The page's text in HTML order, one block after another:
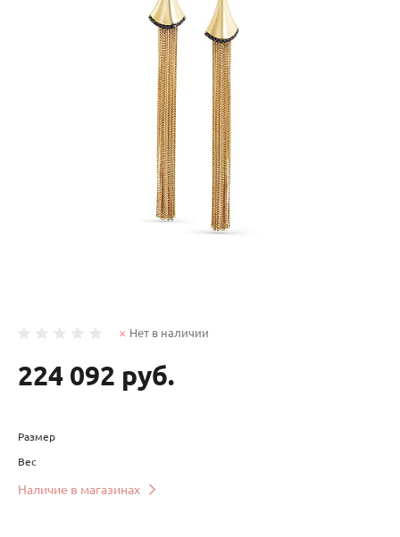
Нет в наличии
224 092 руб.
Размер
Вес
Наличие в магазинах